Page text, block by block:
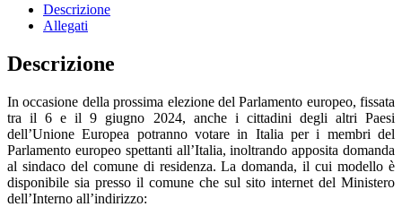
Descrizione
Allegati
Descrizione
In occasione della prossima elezione del Parlamento europeo, fissata
tra il 6 e il 9 giugno 2024, anche i cittadini degli altri Paesi
dell’Unione Europea potranno votare in Italia per i membri del
Parlamento europeo spettanti all’Italia, inoltrando apposita domanda
al sindaco del comune di residenza. La domanda, il cui modello è
disponibile sia presso il comune che sul sito internet del Ministero
dell’Interno all’indirizzo: